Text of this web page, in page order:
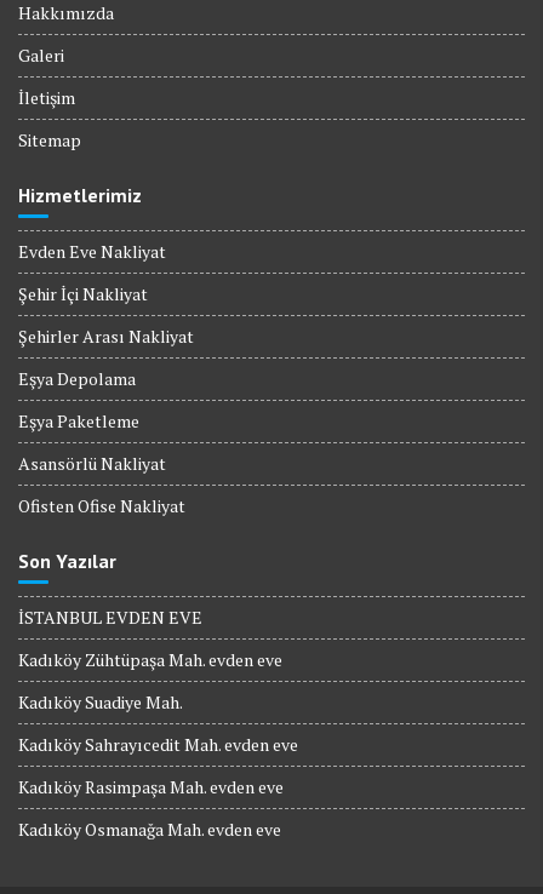
Hakkımızda
Galeri
İletişim
Sitemap
Hizmetlerimiz
Evden Eve Nakliyat
Şehir İçi Nakliyat
Şehirler Arası Nakliyat
Eşya Depolama
Eşya Paketleme
Asansörlü Nakliyat
Ofisten Ofise Nakliyat
Son Yazılar
İSTANBUL EVDEN EVE
Kadıköy Zühtüpaşa Mah. evden eve
Kadıköy Suadiye Mah.
Kadıköy Sahrayıcedit Mah. evden eve
Kadıköy Rasimpaşa Mah. evden eve
Kadıköy Osmanağa Mah. evden eve